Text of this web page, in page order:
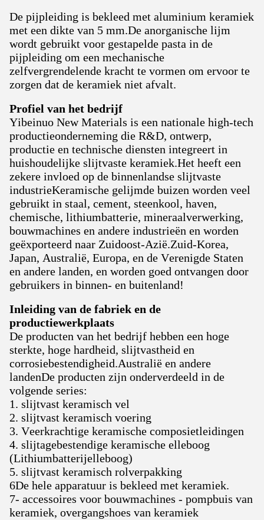
De pijpleiding is bekleed met aluminium keramiek
met een dikte van 5 mm.De anorganische lijm
wordt gebruikt voor gestapelde pasta in de
pijpleiding om een mechanische
zelfvergrendelende kracht te vormen om ervoor te
zorgen dat de keramiek niet afvalt.
Profiel van het bedrijf
Yibeinuo New Materials is een nationale high-tech
productieonderneming die R&D, ontwerp,
productie en technische diensten integreert in
huishoudelijke slijtvaste keramiek.Het heeft een
zekere invloed op de binnenlandse slijtvaste
industrieKeramische gelijmde buizen worden veel
gebruikt in staal, cement, steenkool, haven,
chemische, lithiumbatterie, mineraalverwerking,
bouwmachines en andere industrieën en worden
geëxporteerd naar Zuidoost-Azië.Zuid-Korea,
Japan, Australië, Europa, en de Verenigde Staten
en andere landen, en worden goed ontvangen door
gebruikers in binnen- en buitenland!
Inleiding van de fabriek en de
productiewerkplaats
De producten van het bedrijf hebben een hoge
sterkte, hoge hardheid, slijtvastheid en
corrosiebestendigheid.Australië en andere
landenDe producten zijn onderverdeeld in de
volgende series:
1. slijtvast keramisch vel
2. slijtvast keramisch voering
3. Veerkrachtige keramische composietleidingen
4. slijtagebestendige keramische elleboog
(Lithiumbatterijelleboog)
5. slijtvast keramisch rolverpakking
6De hele apparatuur is bekleed met keramiek.
7- accessoires voor bouwmachines - pompbuis van
keramiek, overgangshoes van keramiek